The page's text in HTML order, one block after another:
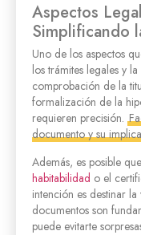
Aspectos
Simplificando
Uno de los aspectos
los trámites legales y
comprobación de la
formalización de la
requieren precisión.
documento y su
Además, es posible
habitabilidad o el
intención es destinar
documentos son
puede evitarte